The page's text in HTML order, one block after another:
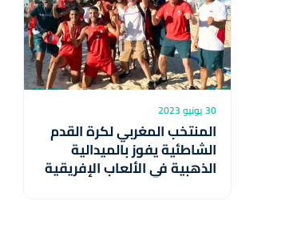
30 يونيو 2023
المنتخب المغربي لكرة القدم
الشاطئية يفوز بالميدالية
الذهبية في الألعاب الإفريقية